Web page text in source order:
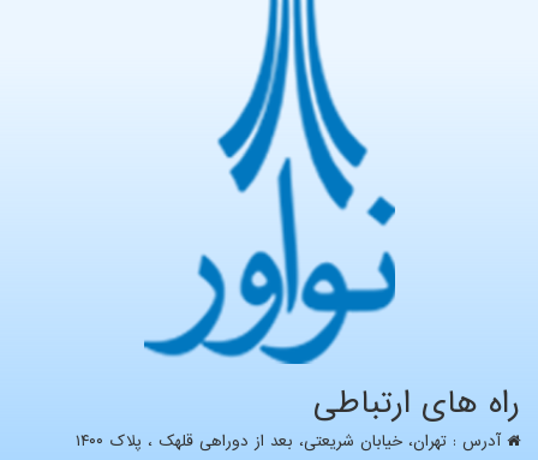
راه های ارتباطی
آدرس : تهران، خيابان شریعتی، بعد از دوراهی قلهک ، پلاک ۱۴۰۰